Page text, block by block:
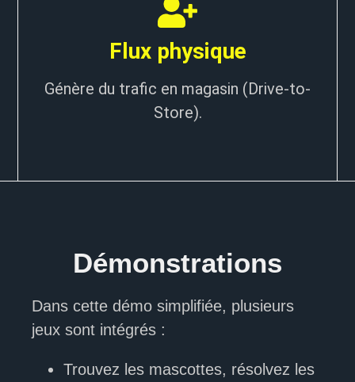
Flux physique
Génère du trafic en magasin (Drive-to-
Store).
Démonstrations
Dans cette démo simplifiée, plusieurs
jeux sont intégrés :
Trouvez les mascottes, résolvez les